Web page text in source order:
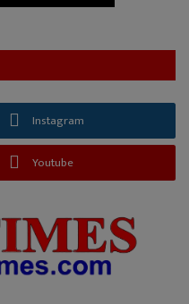
Instagram
Youtube